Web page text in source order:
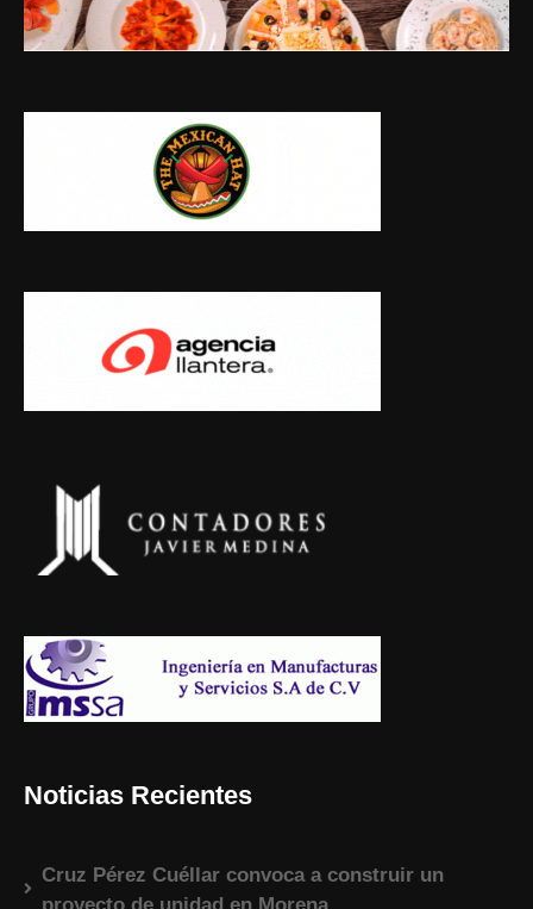
Noticias Recientes
Cruz Pérez Cuéllar convoca a construir un
proyecto de unidad en Morena